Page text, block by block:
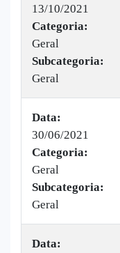
13/10/2021
Categoria:
Geral
Subcategoria:
Geral
Data:
30/06/2021
Categoria:
Geral
Subcategoria:
Geral
Data: